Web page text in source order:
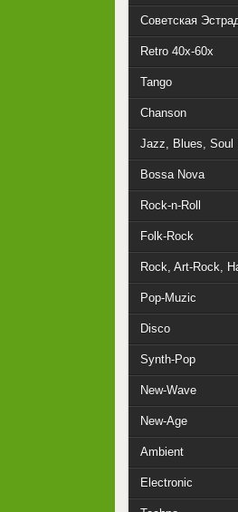
Советская
Retro 40x-60x
Tango
Chanson
Jazz, Blues, Soul
Bossa Nova
Rock-n-Roll
Folk-Rock
Rock, Art-Rock,
Pop-Muzic
Disco
Synth-Pop
New-Wave
New-Age
Ambient
Electronic